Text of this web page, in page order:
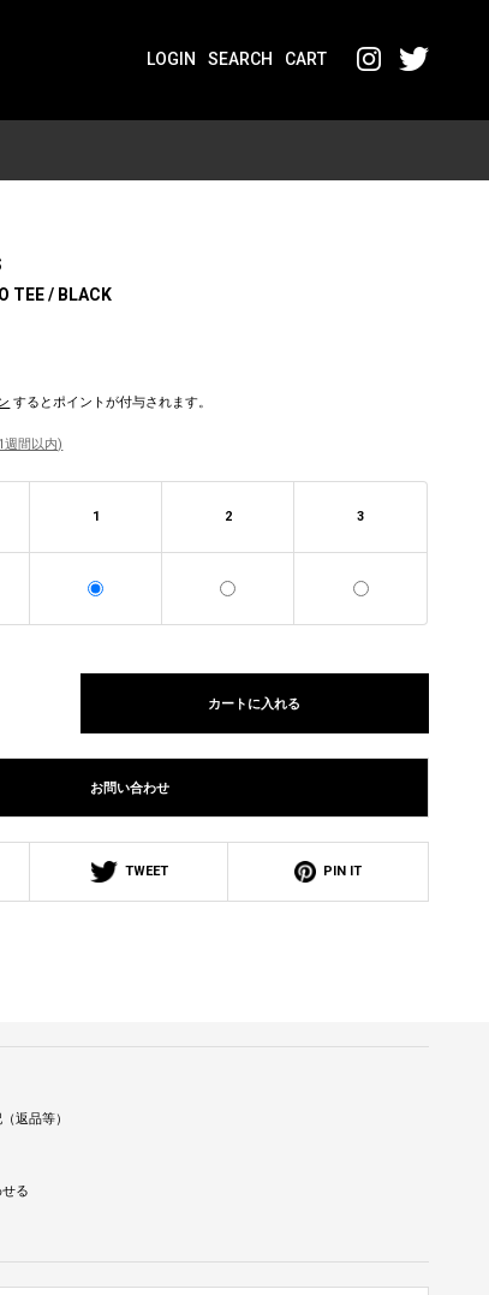
LOGIN SEARCH CART
TEE / BLACK
するとポイントが付与されます。
週間以内)
1 2 3
カートに入れる
お問い合わせ
TWEET PIN IT
返品等）
る